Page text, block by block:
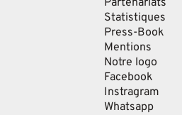
Statistiques
Press-Book
Mentions
Notre logo
Facebook
Instragram
Whatsapp